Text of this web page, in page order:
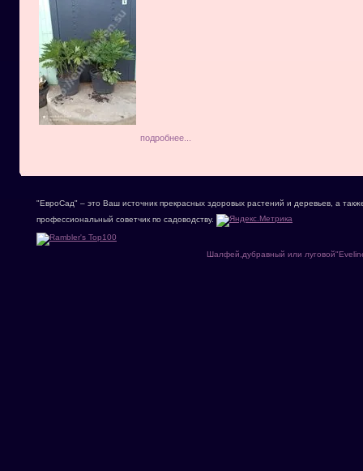
подробнее...
"ЕвроСад" – это Ваш источник прекрасных здоровых растений и деревьев, а
профессиональный советчик по садоводству.
Шалфей,дубравный или